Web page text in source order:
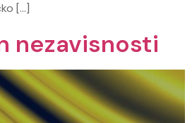
[…]
nezavisnosti